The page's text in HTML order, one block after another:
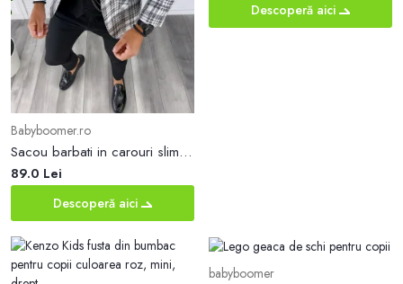
Babyboomer.ro
Sacou barbati in carouri slim fit B4993 O5-1.3
89.0 Lei
Descoperă aici
Descoperă aici
babyboomer